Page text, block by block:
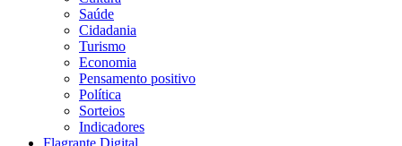
Saúde
Cidadania
Turismo
Economia
Pensamento positivo
Política
Sorteios
Indicadores